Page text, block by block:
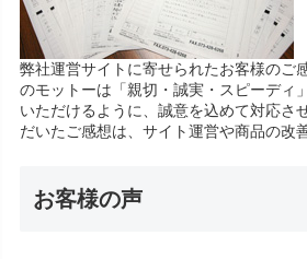
弊社運営サイトに寄せられたお客様のご
のモットーは「親切・誠実・スピーディ
いただけるように、誠意を込めて対応さ
だいたご感想は、サイト運営や商品の改
お客様の声